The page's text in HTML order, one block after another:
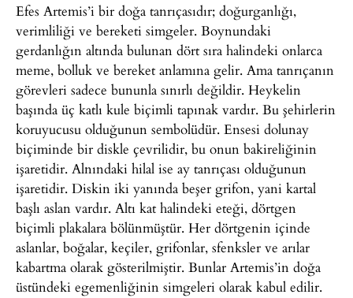
Efes Artemis’i bir doğa tanrıçasıdır; doğurganlığı,
verimliliği ve bereketi simgeler. Boynundaki
gerdanlığın altında bulunan dört sıra halindeki onlarca
meme, bolluk ve bereket anlamına gelir. Ama tanrıçanın
görevleri sadece bununla sınırlı değildir. Heykelin
başında üç katlı kule biçimli tapınak vardır. Bu şehirlerin
koruyucusu olduğunun sembolüdür. Ensesi dolunay
biçiminde bir diskle çevrilidir, bu onun bakireliğinin
işaretidir. Alnındaki hilal ise ay tanrıçası olduğunun
işaretidir. Diskin iki yanında beşer grifon, yani kartal
başlı aslan vardır. Altı kat halindeki eteği, dörtgen
biçimli plakalara bölünmüştür. Her dörtgenin içinde
aslanlar, boğalar, keçiler, grifonlar, sfenksler ve arılar
kabartma olarak gösterilmiştir. Bunlar Artemis’in doğa
üstündeki egemenliğinin simgeleri olarak kabul edilir.